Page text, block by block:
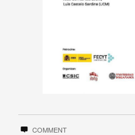
COMMENT